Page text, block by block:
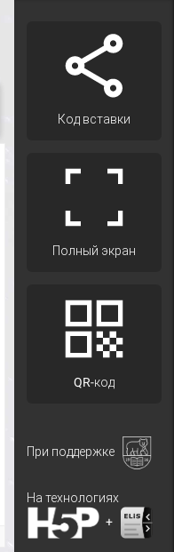
Код вставки
Полный экран
QR-код
При поддержке
На технологиях
+